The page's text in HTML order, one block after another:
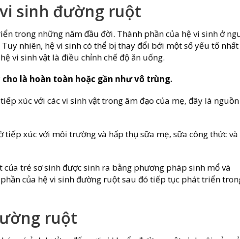
sinh đường ruột
trong những năm đầu đời. Thành phần của hệ vi sinh ở
nhiên, hệ vi sinh có thể bị thay đổi bởi một số yếu tố nhất
vi sinh vật là điều chỉnh chế độ ăn uống.
là hoàn toàn hoặc gần như vô trùng.
xúc với các vi sinh vật trong âm đạo của mẹ, đây là nguồn
xúc với môi trường và hấp thụ sữa mẹ, sữa công thức và
trẻ sơ sinh được sinh ra bằng phương pháp sinh mổ và
của hệ vi sinh đường ruột sau đó tiếp tục phát triển
ruột